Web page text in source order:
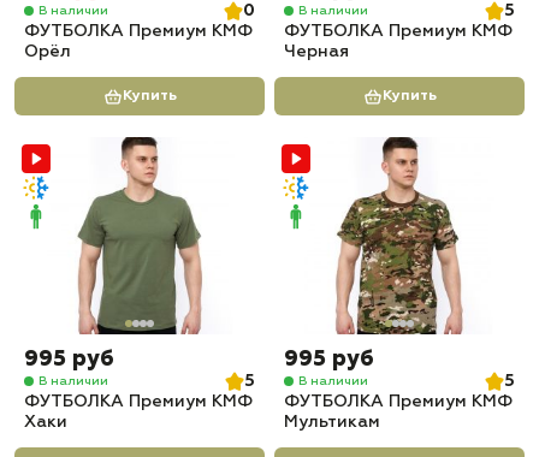
В наличии
0
ФУТБОЛКА Премиум КМФ
Орёл
Купить
В наличии
5
ФУТБОЛКА Премиум КМФ
Черная
Купить
995 руб
В наличии
5
ФУТБОЛКА Премиум КМФ
Хаки
995 руб
В наличии
5
ФУТБОЛКА Премиум КМФ
Мультикам